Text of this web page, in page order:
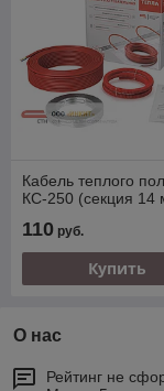
Кабель теплого
КС-250 (секция 14
110 руб.
Купить
О нас
Рейтинг не